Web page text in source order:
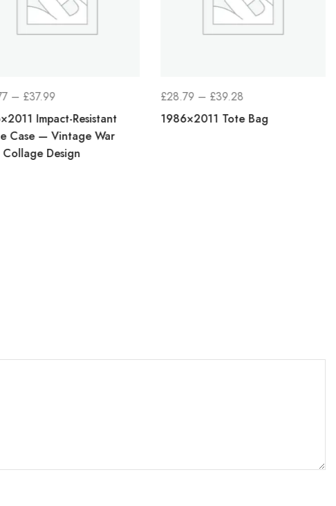
– £37.99KHOẢNG
GIÁ:
TỪ
£35.77
Impact-Resistant
Case — Vintage War
Design
£28.79 – £39.28KHOẢNG
GIÁ:
1986×2011 Tote Bag